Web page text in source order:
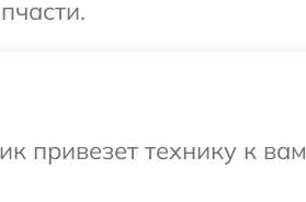
привезет технику к вам